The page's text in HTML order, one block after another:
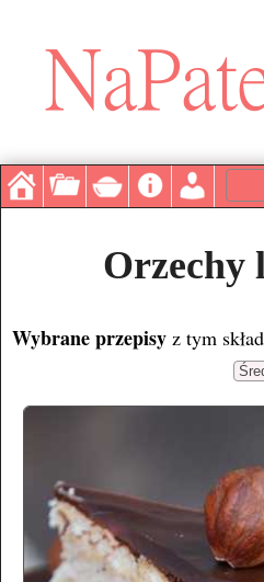
Orzechy
Wybrane przepisy z tym